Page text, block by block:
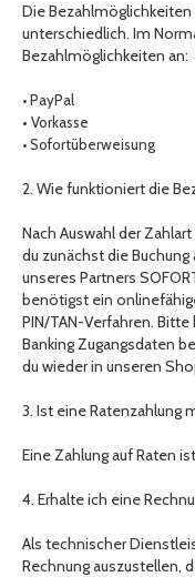
Die
unterschiedlich. Im
Bezahlmöglichkeiten an:
• PayPal
• Vorkasse
• Sofortüberweisung
2. Wie funktioniert die
Nach Auswahl der
du zunächst die
unseres Partners
benötigst ein
PIN/TAN-Verfahren.
Banking Zugangsdaten
du wieder in unseren
3. Ist eine Ratenzahlung
Eine Zahlung auf Raten
4. Erhalte ich eine
Als technischer
Rechnung auszustellen,